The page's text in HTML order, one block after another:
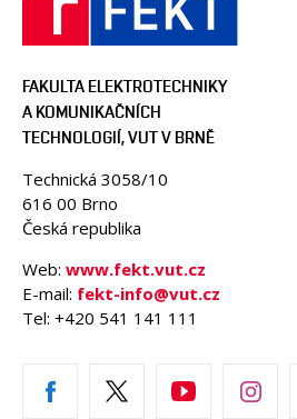
FAKULTA ELEKTROTECHNIKY
A KOMUNIKAČNÍCH
TECHNOLOGIÍ, VUT V BRNĚ
Technická 3058/10
616 00 Brno
Česká republika
Web: www.fekt.vut.cz
E-mail: fekt-info@vut.cz
Tel: +420 541 141 111